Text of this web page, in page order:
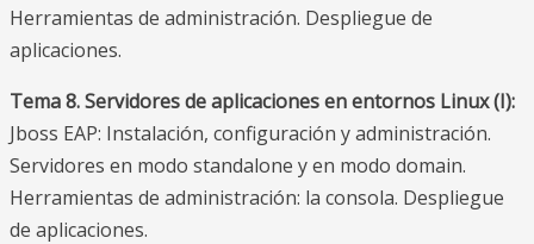
Herramientas de administración. Despliegue de
aplicaciones.
Tema 8. Servidores de aplicaciones en entornos Linux (I):
Jboss EAP: Instalación, configuración y administración.
Servidores en modo standalone y en modo domain.
Herramientas de administración: la consola. Despliegue
de aplicaciones.